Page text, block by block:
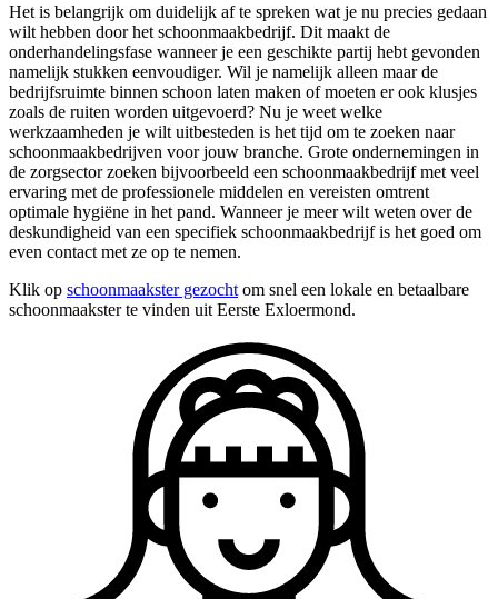
Het is belangrijk om duidelijk af te spreken wat je nu precies gedaan
wilt hebben door het schoonmaakbedrijf. Dit maakt de
onderhandelingsfase wanneer je een geschikte partij hebt gevonden
namelijk stukken eenvoudiger. Wil je namelijk alleen maar de
bedrijfsruimte binnen schoon laten maken of moeten er ook klusjes
zoals de ruiten worden uitgevoerd? Nu je weet welke
werkzaamheden je wilt uitbesteden is het tijd om te zoeken naar
schoonmaakbedrijven voor jouw branche. Grote ondernemingen in
de zorgsector zoeken bijvoorbeeld een schoonmaakbedrijf met veel
ervaring met de professionele middelen en vereisten omtrent
optimale hygiëne in het pand. Wanneer je meer wilt weten over de
deskundigheid van een specifiek schoonmaakbedrijf is het goed om
even contact met ze op te nemen.
Klik op schoonmaakster gezocht om snel een lokale en betaalbare
schoonmaakster te vinden uit Eerste Exloermond.